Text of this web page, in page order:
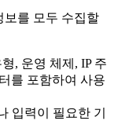
보를 모두 수집할
, 운영 체제, IP 주
를 포함하여 사용
입력이 필요한 기